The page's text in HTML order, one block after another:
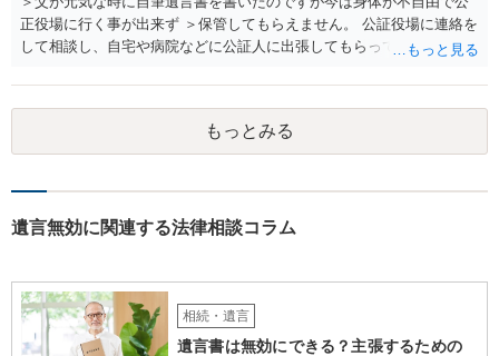
正役場に行く事が出来ず ＞保管してもらえません。 公証役場に連絡を
して相談し、自宅や病院などに公証人に出張してもらって公正証書を
うことも可能です。 ＞不動産名義を父から母に名義変更しておいた方
がいいのではと考えていますがどう思いますか？ 詳細が不明であり何
とも言えないのですが、遺言内容との関わりもあると思いますので、
弁護士に事情等を説明して個別に相談した方がよいように思います。
もっとみる
遺言無効に関連する法律相談コラム
相続・遺言
遺言書は無効にできる？主張するための